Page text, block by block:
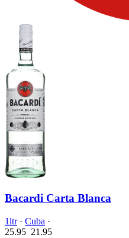
Bacardi Carta Blanca
1ltr· Cuba ·
25.95 21.95